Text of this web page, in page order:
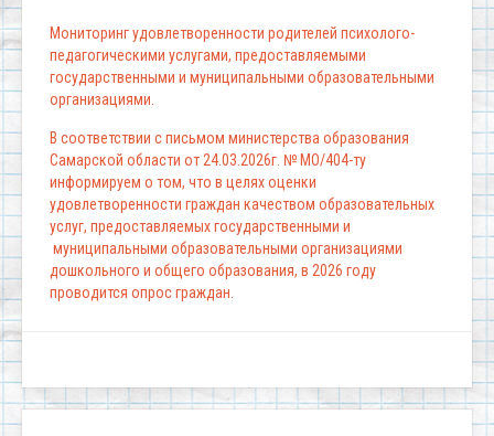
Мониторинг удовлетворенности родителей психолого-
педагогическими услугами, предоставляемыми
государственными и муниципальными образовательными
организациями.
В соответствии с письмом министерства образования
Самарской области от 24.03.2026г. № МО/404-ту
информируем о том, что в целях оценки
удовлетворенности граждан качеством образовательных
услуг, предоставляемых государственными и
муниципальными образовательными организациями
дошкольного и общего образования, в 2026 году
проводится опрос граждан.